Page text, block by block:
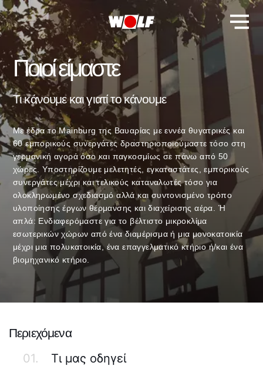
Ποιοί είμαστε
Τι κάνουμε και γιατί το κάνουμε
Με έδρα το Mainburg της Βαυαρίας με εννέα θυγατρικές και
60 εμπορικούς συνεργάτες δραστηριοποιούμαστε τόσο στη
γερμανική αγορά όσο και παγκοσμίως σε πάνω από 50
χώρες. Υποστηρίζουμε μελετητές, εγκαταστάτες, εμπορικούς
συνεργάτες μέχρι και τελικούς καταναλωτές τόσο για
ολοκληρωμένο σχεδιασμό αλλά και συντονισμένο τρόπο
υλοποίησης έργων θέρμανσης και διαχείρισης αέρα. Ή
απλά: Ενδιαφερόμαστε για το βέλτιστο μικροκλίμα
εσωτερικών χώρων από ένα διαμέρισμα ή μια μονοκατοικία
μέχρι μια πολυκατοικία, ένα επαγγελματικό κτήριο ή/και ένα
βιομηχανικό κτήριο.
Περιεχόμενα
01.
Τι μας οδηγεί